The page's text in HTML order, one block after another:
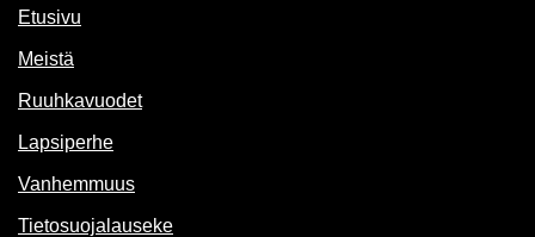
Etusivu
Meistä
Ruuhkavuodet
Lapsiperhe
Vanhemmuus
Tietosuojalauseke